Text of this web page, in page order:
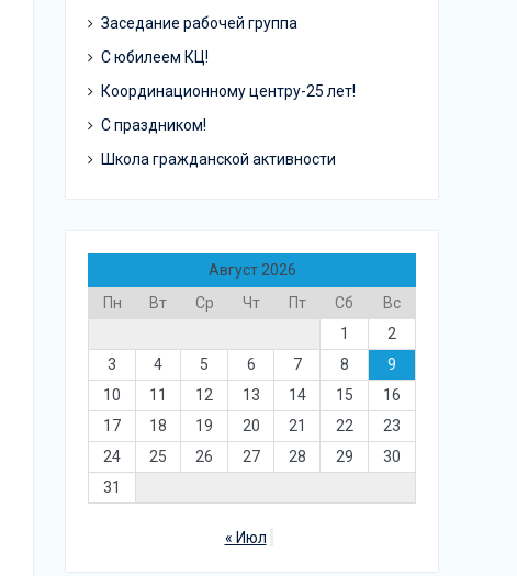
Заседание рабочей группа
С юбилеем КЦ!
Координационному центру-25 лет!
С праздником!
Школа гражданской активности
Август 2026
Пн
Вт Ср Чт Пт Сб
Вс
1
2
3
4 5 6 7 8
9
10
11 12 13 14 15
16
17
18 19 20 21 22
23
24
25 26 27 28 29
30
31
« Июл